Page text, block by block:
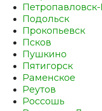
Подольск
Прокопьевск
Псков
Пушкино
Пятигорск
Раменское
Реутов
Россошь